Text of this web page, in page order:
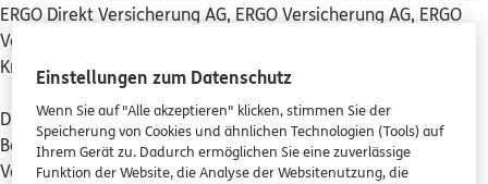
Bequem online oder telefonisch.
0800 / 3746 095
Mo–Sa 7–20 Uhr (gebührenfrei)
ERGO Direkt Versicherung AG, ERGO Versicherung AG, ERGO
Vorsorge Lebensversicherung AG, DKV Deutsche
Krankenversicherung AG, ERGO Reiseversicherung AG.
Die ERGO Direkt AG hält keine direkten oder indirekten
Beteiligungen an den Stimmrechten oder am Kapital eines
Versicherungsunternehmens. Die ERGO Group AG hält
Einstellungen zum Datenschutz
Wenn Sie auf "Alle akzeptieren" klicken, stimmen Sie der
Speicherung von Cookies und ähnlichen Technologien (Tools) auf
Ihrem Gerät zu. Dadurch ermöglichen Sie eine zuverlässige
Funktion der Website, die Analyse der Websitenutzung, die